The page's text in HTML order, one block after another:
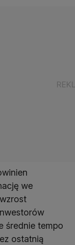
we
średnie tempo
ostatnią